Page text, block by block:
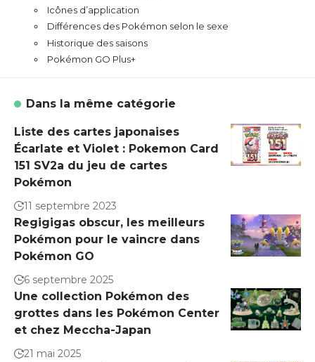
Icônes d’application
Différences des Pokémon selon le sexe
Historique des saisons
Pokémon GO Plus+
Dans la même catégorie
Liste des cartes japonaises
Écarlate et Violet : Pokemon Card
151 SV2a du jeu de cartes
Pokémon
11 septembre 2023
Regigigas obscur, les meilleurs
Pokémon pour le vaincre dans
Pokémon GO
6 septembre 2025
Une collection Pokémon des
grottes dans les Pokémon Center
et chez Meccha-Japan
21 mai 2025